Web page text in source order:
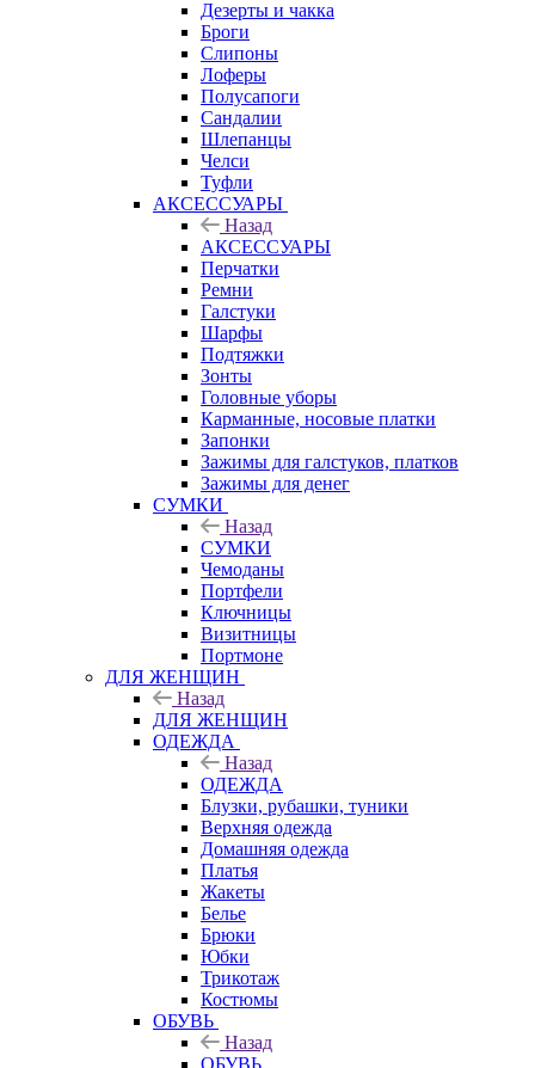
Дезерты и чакка
Броги
Слипоны
Лоферы
Полусапоги
Сандалии
Шлепанцы
Челси
Туфли
АКСЕССУАРЫ
Назад
АКСЕССУАРЫ
Перчатки
Ремни
Галстуки
Шарфы
Подтяжки
Зонты
Головные уборы
Карманные, носовые платки
Запонки
Зажимы для галстуков, платков
Зажимы для денег
СУМКИ
Назад
СУМКИ
Чемоданы
Портфели
Ключницы
Визитницы
Портмоне
ДЛЯ ЖЕНЩИН
Назад
ДЛЯ ЖЕНЩИН
ОДЕЖДА
Назад
ОДЕЖДА
Блузки, рубашки, туники
Верхняя одежда
Домашняя одежда
Платья
Жакеты
Белье
Брюки
Юбки
Трикотаж
Костюмы
ОБУВЬ
Назад
ОБУВЬ